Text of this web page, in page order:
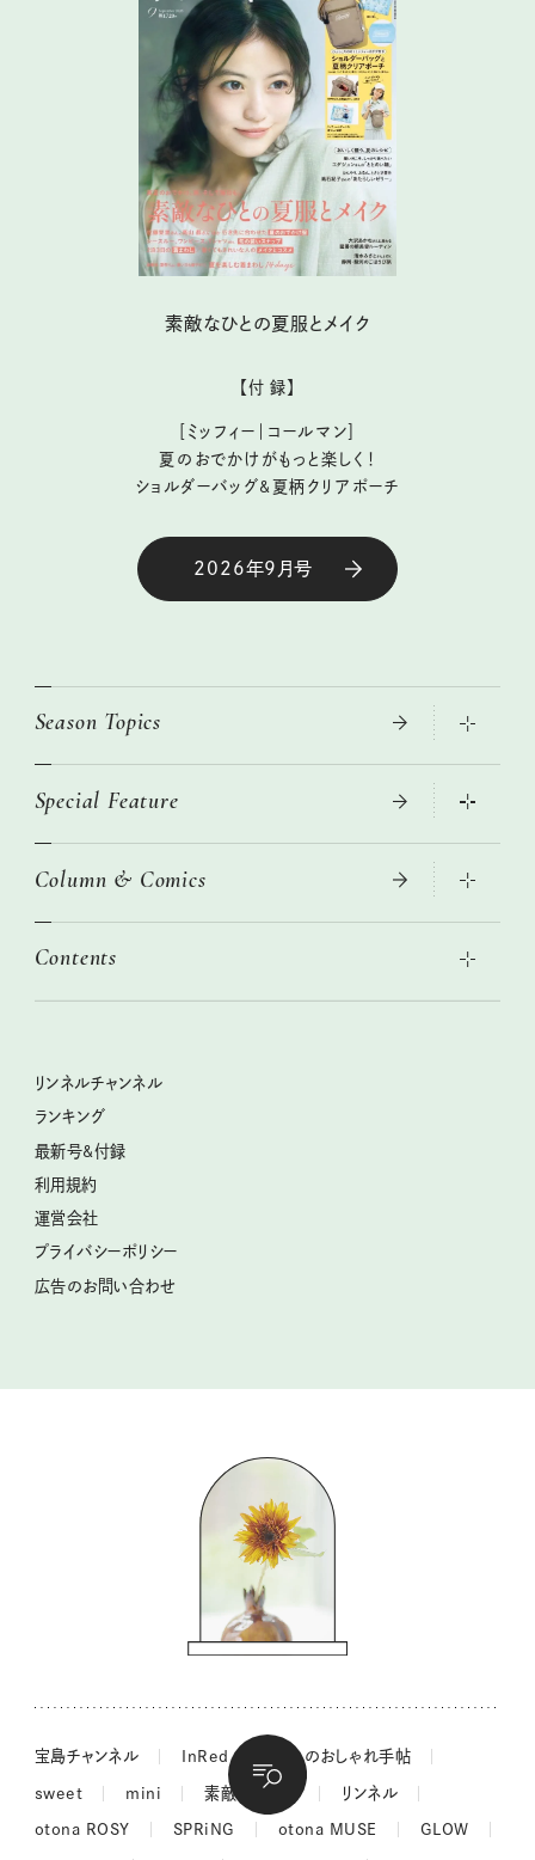
素敵なひとの夏服とメイク
【付 録】
［ミッフィー｜コールマン］
夏のおでかけがもっと楽しく！
ショルダーバッグ&夏柄クリアポーチ
2026年9月号
Season Topics
大人のリュック探し 2026SS
この春ほしい大人のスニーカー 2026春夏
本当に使える「旅道具」
母の日に贈りたい、お花モチーフのアイテム
Special Feature
2026年春夏 トレンドファッションニュース
女子旅おすすめスポット 暮らすように心地いいリンネル旅ガイ
リンネル 暮らしの道具大賞
ナチュラルメイクレッスン
喜ばれる贈り物手帖
Column & Comics
ぐれいさん
空想喫茶トラノコクさんのあの店この店、喫茶訪問日記
圷みほさんのゆるっと週末キャンプ通信
豆柴・まもるくんの旅日記
柳沢小実さんのお散歩するようなゆるり旅
valoさんのかわいいもの探し
コウケンテツのヒトワザ巡り
ノーラのフィンランド旅気分
吉田羊さんの着物と12のアソビゴコロ
長谷川あかりさんの今週もお疲れ様つまみ
Contents
リンネル暮らし部
リンネルチャンネル
おぱんつ君のわくわく楽しい一週間占い
毎日が心地よくなるリンネルタロット
リンネルチャンネル
ランキング
最新号&付録
利用規約
運営会社
プライバシーポリシー
広告のお問い合わせ
宝島チャンネル InRed 大人のおしゃれ手帖
sweet mini 素敵なあの人 リンネル
otona ROSY SPRiNG otona MUSE GLOW